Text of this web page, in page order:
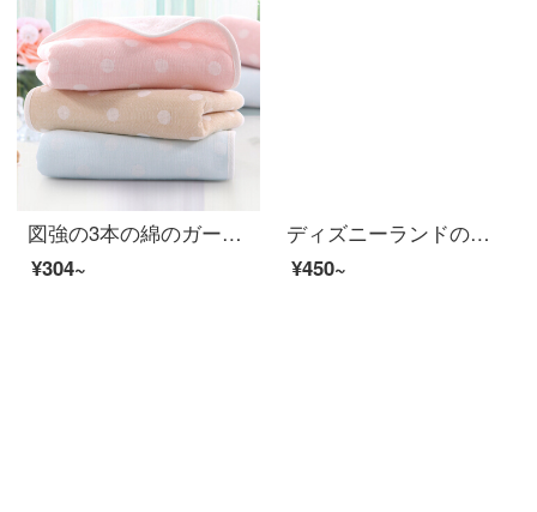
図強の3本の綿のガーゼの子供用ナプキンA類大人男女カップルの子供用おしぼりを厚くして柔らかい顔を洗う小さいおしぼり3本の25*50 cm
¥304~
ディズニーランドの特価の公式サイトでは、新しい子供用タオルの綿とガーゼの顔を洗って、赤ちゃん用タオルを柔軟に吸い込みます。
¥450~